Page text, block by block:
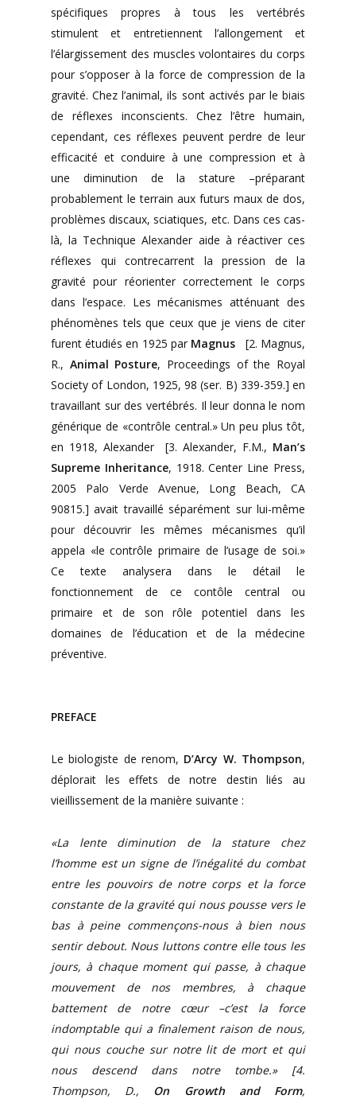
spécifiques propres à tous les vertébrés
stimulent et entretiennent l’allongement et
l’élargissement des muscles volontaires du corps
pour s’opposer à la force de compression de la
gravité. Chez l’animal, ils sont activés par le biais
de réflexes inconscients. Chez l’être humain,
cependant, ces réflexes peuvent perdre de leur
efficacité et conduire à une compression et à
une diminution de la stature –préparant
probablement le terrain aux futurs maux de dos,
problèmes discaux, sciatiques, etc. Dans ces cas-
là, la Technique Alexander aide à réactiver ces
réflexes qui contrecarrent la pression de la
gravité pour réorienter correctement le corps
dans l’espace. Les mécanismes atténuant des
phénomènes tels que ceux que je viens de citer
furent étudiés en 1925 par Magnus
[2. Magnus,
R., Animal Posture, Proceedings of the Royal
Society of London, 1925, 98 (ser. B) 339-359.] en
travaillant sur des vertébrés. Il leur donna le nom
générique de «contrôle central.» Un peu plus tôt,
en 1918, Alexander [3. Alexander, F.M., Man’s
Supreme Inheritance, 1918. Center Line Press,
2005 Palo Verde Avenue, Long Beach, CA
90815.] avait travaillé séparément sur lui-même
pour découvrir les mêmes mécanismes qu’il
appela «le contrôle primaire de l’usage de soi.»
Ce texte analysera dans le détail le
fonctionnement de ce contôle central ou
primaire et de son rôle potentiel dans les
domaines de l’éducation et de la médecine
préventive.
PREFACE
Le biologiste de renom, D’Arcy W. Thompson,
déplorait les effets de notre destin liés au
vieillissement de la manière suivante :
«La lente diminution de la stature chez
l’homme est un signe de l’inégalité du combat
entre les pouvoirs de notre corps et la force
constante de la gravité qui nous pousse vers le
bas à peine commençons-nous à bien nous
sentir debout. Nous luttons contre elle tous les
jours, à chaque moment qui passe, à chaque
mouvement de nos membres, à chaque
battement de notre cœur –c’est la force
indomptable qui a finalement raison de nous,
qui nous couche sur notre lit de mort et qui
nous descend dans notre tombe.» [4.
Thompson, D., On Growth and Form,